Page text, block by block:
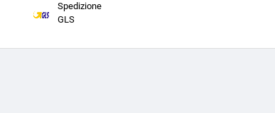
Spedizione
GLS